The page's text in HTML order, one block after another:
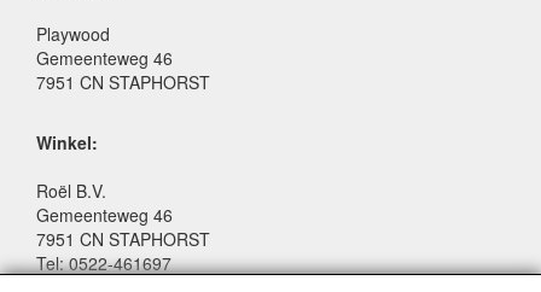
Playwood
Gemeenteweg 46
7951 CN STAPHORST
Winkel:
Roël B.V.
Gemeenteweg 46
7951 CN STAPHORST
Tel: 0522-461697